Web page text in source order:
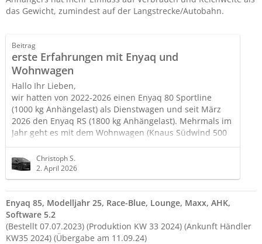
das Gewicht, zumindest auf der Langstrecke/Autobahn.
Beitrag
erste Erfahrungen mit Enyaq und
Wohnwagen
Hallo Ihr Lieben,
wir hatten von 2022-2026 einen Enyaq 80 Sportline
(1000 kg Anhängelast) als Dienstwagen und seit März
2026 den Enyaq RS (1800 kg Anhängelast). Mehrmals im
Jahr geht es mit dem Wohnwagen (Knaus Südwind 500
Baujahr 2004, 1500 kg zulässiges Gesamtgewicht) auf
Tour, bislang war unser Golf 7 Variant dafür zuständig.
Nun hat es mich natürlich in den Fingern gejuckt, wie
gut der RS sich im Wohnwagenbetrieb schlägt und vor
Allem steht die Frage "Wie viel verbraucht er und wie
weit…
Christoph S.
2. April 2026
Enyaq 85, Modelljahr 25, Race-Blue, Lounge, Maxx, AHK,
Software 5.2
(Bestellt 07.07.2023) (Produktion KW 33 2024) (Ankunft Händler
KW35 2024) (Übergabe am 11.09.24)